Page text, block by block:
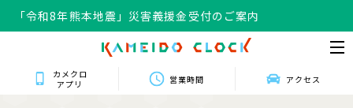
「令和8年熊本地震」災害義援金受付のご案内
カメクロ
アプリ
営業時間 アクセス